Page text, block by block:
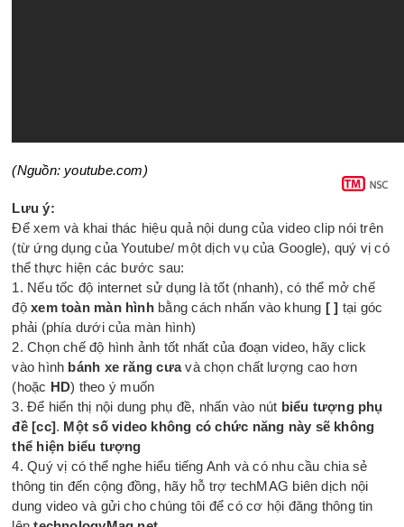
(Nguồn: youtube.com)
Lưu ý:
Để xem và khai thác hiệu quả nội dung của video clip nói trên
(từ ứng dụng của Youtube/ một dịch vụ của Google), quý vị có
thể thực hiện các bước sau:
1. Nếu tốc độ internet sử dụng là tốt (nhanh), có thể mở chế
độxem toàn màn hìnhbằng cách nhấn vào khung [ ] tại góc
phải (phía dưới của màn hình)
2. Chọn chế độ hình ảnh tốt nhất của đoạn video, hãy click
vào hình bánh xe răng cưavà chọn chất lượng cao hơn
(hoặc HD) theo ý muốn
3. Để hiển thị nội dung phụ đề, nhấn vào nút biểu tượng phụ
đề [cc]. Một số video không có chức năng này sẽ không
thể hiện biểu tượng
4. Quý vị có thể nghe hiểu tiếng Anh và có nhu cầu chia sẻ
thông tin đến cộng đồng, hãy hỗ trợ techMAG biên dịch nội
dung video và gửi cho chúng tôi để có cơ hội đăng thông tin